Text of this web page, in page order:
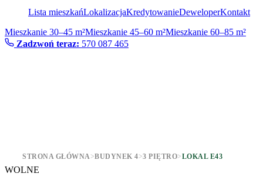
Lista mieszkańLokalizacjaKredytowanieDeweloperKontakt
Mieszkanie 30–45 m²Mieszkanie 45–60 m²Mieszkanie 60–85 m²
Zadzwoń teraz: 570 087 465
STRONA GŁÓWNA>BUDYNEK 4>3 PIĘTRO>LOKAL E43
WOLNE